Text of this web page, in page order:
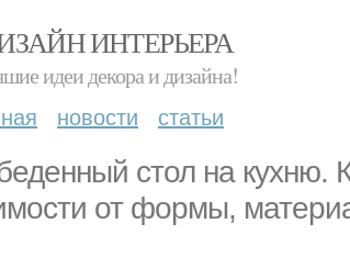
ИНТЕРЬЕРА
идеи декора и дизайна!
новости статьи
стол на кухню.
от формы,